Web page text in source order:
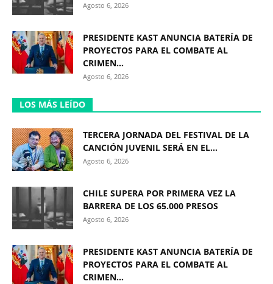
Agosto 6, 2026
PRESIDENTE KAST ANUNCIA BATERÍA DE
PROYECTOS PARA EL COMBATE AL
CRIMEN...
Agosto 6, 2026
LOS MÁS LEÍDO
TERCERA JORNADA DEL FESTIVAL DE LA
CANCIÓN JUVENIL SERÁ EN EL...
Agosto 6, 2026
CHILE SUPERA POR PRIMERA VEZ LA
BARRERA DE LOS 65.000 PRESOS
Agosto 6, 2026
PRESIDENTE KAST ANUNCIA BATERÍA DE
PROYECTOS PARA EL COMBATE AL
CRIMEN...